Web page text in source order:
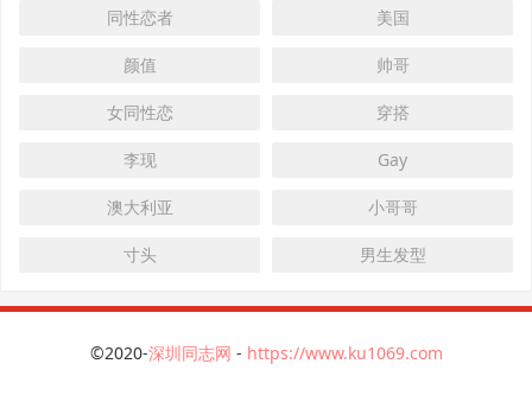
同性恋者 美国
颜值 帅哥
女同性恋 穿搭
李现 Gay
澳大利亚 小哥哥
寸头 男生发型
©2020-深圳同志网 - https://www.ku1069.com